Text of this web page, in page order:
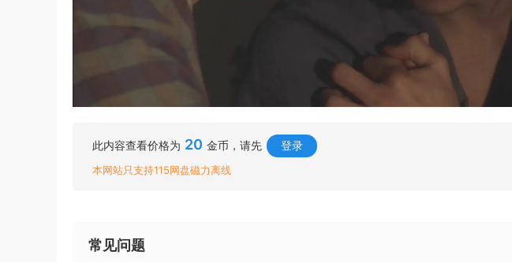
此内容查看价格为 20 金币，请先 登录
本网站只支持115网盘磁力离线
常见问题